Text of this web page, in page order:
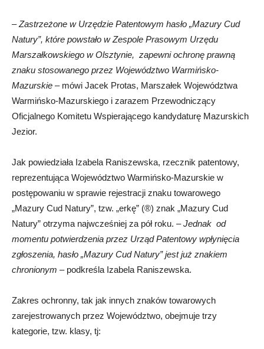
–Zastrzeżone w Urzędzie Patentowym hasło „Mazury Cud
Natury”, które powstało w Zespole Prasowym Urzędu
Marszałkowskiego w Olsztynie, zapewni ochronę prawną
znaku stosowanego przez Województwo Warmińsko-
Mazurskie – mówi Jacek Protas, Marszałek Województwa
Warmińsko-Mazurskiego i zarazem Przewodniczący
Oficjalnego Komitetu Wspierającego kandydaturę Mazurskich
Jezior.
Jak powiedziała Izabela Raniszewska, rzecznik patentowy,
reprezentująca Województwo Warmińsko-Mazurskie w
postępowaniu w sprawie rejestracji znaku towarowego
„Mazury Cud Natury”, tzw. „erkę” (®) znak „Mazury Cud
Natury” otrzyma najwcześniej za pół roku. –Jednak od
momentu potwierdzenia przez Urząd Patentowy wpłynięcia
zgłoszenia, hasło „Mazury Cud Natury” jest już znakiem
chronionym – podkreśla Izabela Raniszewska.
Zakres ochronny, tak jak innych znaków towarowych
zarejestrowanych przez Województwo, obejmuje trzy
kategorie, tzw. klasy, tj: